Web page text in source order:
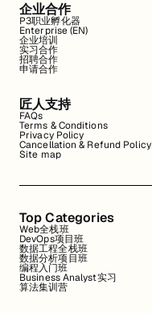
企业合作
P3职业孵化器
Enterprise (EN)
企业培训
实习合作
招聘合作
申请合作
匠人支持
FAQs
Terms & Conditions
Privacy Policy
Cancellation & Refund Policy
Site map
Top Categories
Web全栈班
DevOps项目班
数据工程全栈班
数据分析项目班
编程入门班
Business Analyst实习
算法集训营